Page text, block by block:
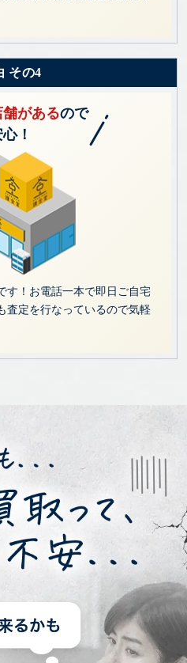
その4
があるので
！
す！お電話一本で即日ご自宅
査定を行なっているので気軽